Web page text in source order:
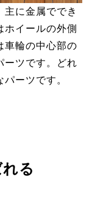
主に金属ででき
イールの外側
車輪の中心部の
ーツです。どれ
ーツです。
る